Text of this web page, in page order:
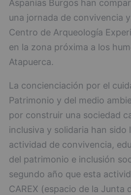
Aspanias Burgos han
una jornada de convivencia
Centro de Arqueología
en la zona próxima a los
Atapuerca.
La concienciación por el
Patrimonio y del medio
por construir una sociedad
inclusiva y solidaria han sido
actividad de convivencia,
del patrimonio e inclusión
segundo año que esta
CAREX (espacio de la Junta